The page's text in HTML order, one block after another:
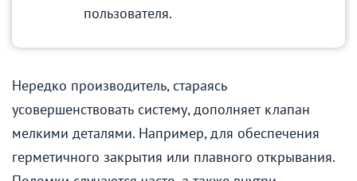
пользователя.
Нередко производитель, стараясь
усовершенствовать систему, дополняет клапан
мелкими деталями. Например, для обеспечения
герметичного закрытия или плавного открывания.